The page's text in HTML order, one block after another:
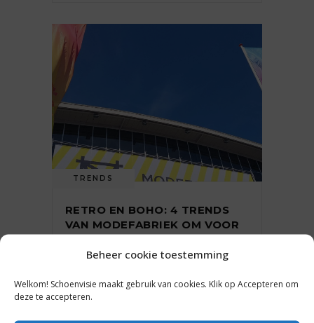
Beheer cookie toestemming
Welkom! Schoenvisie maakt gebruik van cookies. Klik op Accepteren om
deze te accepteren.
TRENDS
RETRO EN BOHO: 4 TRENDS
VAN MODEFABRIEK OM VOOR
ZOMER 2024 IN DE GATEN TE
HOUDEN